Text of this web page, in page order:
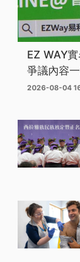
EZ WAY
爭議內容
2026-08-04